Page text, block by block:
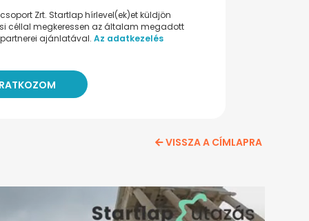
Zrt. Startlap hírlevel(ek)et küldjön
céllal megkeressen az általam megadott
ajánlatával. Az adatkezelés
VISSZA A CÍMLAPRA